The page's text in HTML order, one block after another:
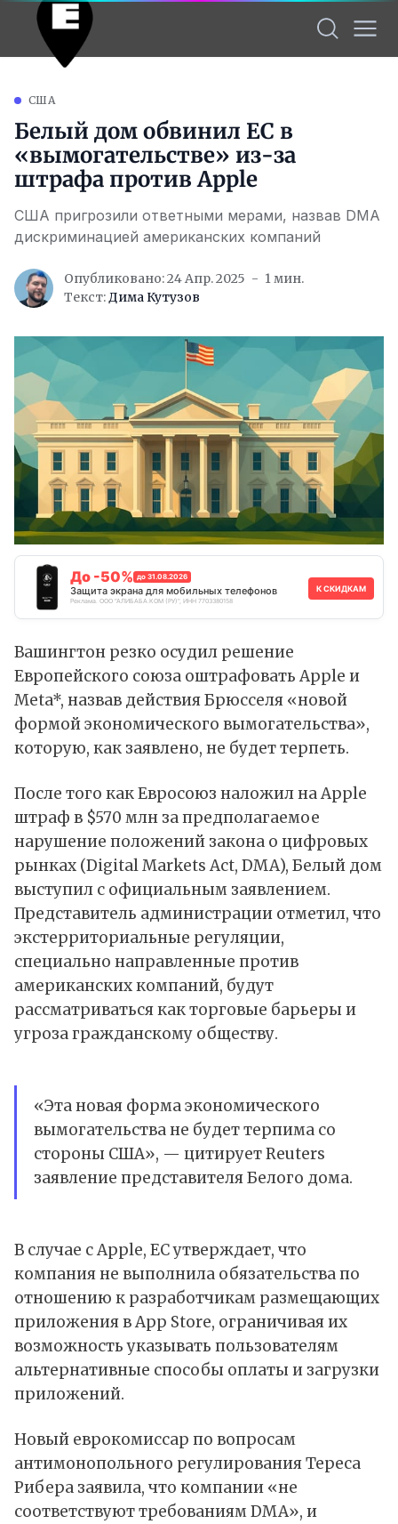
США
Белый дом обвинил ЕС в
«вымогательстве» из-за
штрафа против Apple
США пригрозили ответными мерами, назвав DMA
дискриминацией американских компаний
Опубликовано: 24 Апр. 2025
1 мин.
Текст:Дима Кутузов
До -50% до 31.08.2026
Защита экрана для мобильных телефонов
Реклама. ООО "АЛИБАБА.КОМ (РУ)", ИНН 7703380158
К СКИДКАМ
Вашингтон резко осудил решение
Европейского союза оштрафовать Apple и
Meta*, назвав действия Брюсселя «новой
формой экономического вымогательства»,
которую, как заявлено, не будет терпеть.
После того как Евросоюз наложилнаApple
штраф в $570 млн за предполагаемое
нарушение положений закона о цифровых
рынках (Digital Markets Act, DMA), Белый дом
выступил с официальным заявлением.
Представитель администрации отметил, что
экстерриториальные регуляции,
специально направленные против
американских компаний, будут
рассматриваться как торговые барьеры и
угроза гражданскому обществу.
«Эта новая форма экономического
вымогательства не будет терпима со
стороны США», —цитируетReuters
заявление представителя Белого дома.
В случае с Apple, ЕС утверждает, что
компания не выполнила обязательства по
отношению к разработчикам размещающих
приложения вApp Store, ограничивая их
возможность указывать пользователям
альтернативные способы оплаты и загрузки
приложений.
Новый еврокомиссар по вопросам
антимонопольного регулирования Тереса
Рибера заявила, что компании «не
соответствуют требованиям DMA», и